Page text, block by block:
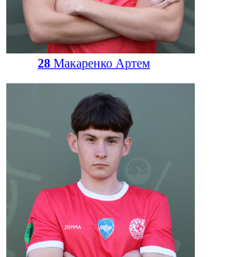
28 Макаренко Артем